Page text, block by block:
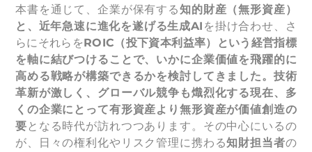
本書を通じて、企業が保有する知的財産（無形資産）
と、近年急速に進化を遂げる生成AI を掛け合わせ、さ
らにそれらをROIC（投下資本利益率）という経営指標
を軸に結びつけることで、いかに企業価値を飛躍的に
高める戦略が構築できるかを検討してきました。技術
革新が激しく、グローバル競争も熾烈化する現在、多
くの企業にとって有形資産より無形資産が価値創造の
要 となる時代が訪れつつあります。その中心にいるの
が、日々の権利化やリスク管理に携わる知財担当者の